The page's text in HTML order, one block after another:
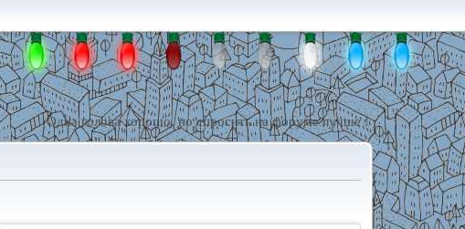
Одна голова хорошо, но спросить на форуме лучше !